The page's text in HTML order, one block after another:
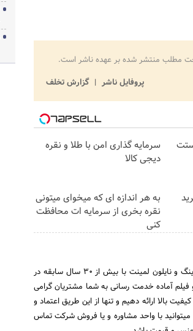
مطلب منتشر شده بر عهده ناشر است.
پروفایل ناشر
گزارش تخلف
سرمایه گذاری امن با طلا و نقره
دیجی کالا
به هر اندازه ای که میخوای میتونی
نقره بخری از سرمایه ات محافظت
کنی
پلی پارس تهران تولید کننده انواع نایلون حبابدار،عریض،استرچ فیلم،شیرینگ و نایلون لمینت با بیش از 30 سال سابقه در
محصولات پلی اتیلن و فیلم آماده خدمت رسانی به شما مشتریان گرامی
بالا ارائه دهیم و تنها از این طریق اعتماد و
با واحد مشاوره و یا فروش شرکت تماس